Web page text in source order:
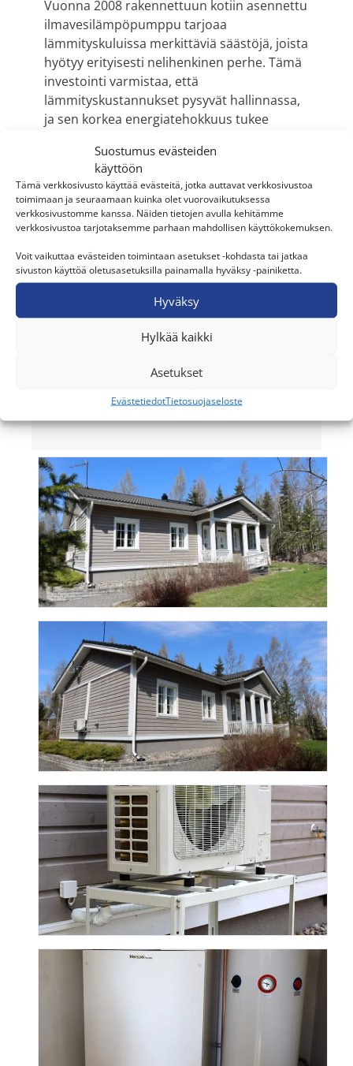
Suostumus evästeiden
käyttöön
Tämä verkkosivusto käyttää evästeitä, jotka auttavat verkkosivustoa
toimimaan ja seuraamaan kuinka olet vuorovaikutuksessa
verkkosivustomme kanssa. Näiden tietojen avulla kehitämme
verkkosivustoa tarjotaksemme parhaan mahdollisen käyttökokemuksen.
Voit vaikuttaa evästeiden toimintaan asetukset -kohdasta tai jatkaa
sivuston käyttöä oletusasetuksilla painamalla hyväksy -painiketta.
Hyväksy
Hylkää kaikki
Asetukset
EvästetiedotTietosuojaseloste
Vuonna 2008 rakennettuun kotiin asennettu
ilmavesilämpöpumppu tarjoaa
lämmityskuluissa merkittäviä säästöjä, joista
hyötyy erityisesti nelihenkinen perhe. Tämä
investointi varmistaa, että
lämmityskustannukset pysyvät hallinnassa,
ja sen korkea energiatehokkuus tukee
tulevaisuudessa.
HDT-Group Oy:n asentaja Harri Kallioniemi
asensi laitteiston.
Paikkakunta
Jyväskylä
Kohde
ilmavesilämpöpumppu